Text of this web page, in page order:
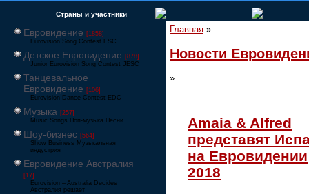
Страны и участники
Евровидение [1858]
Eurovision Song Contest ESC
Детское Евровидение [878]
Junior Eurovision Song Contest JESC
Танцевальное
Евровидение [106]
Eurovision Dance Contest EDC
Музыка [257]
Music Songs Поп-музыка Песни
Шоу-бизнес [564]
Show Business Музыкальная
индустрия
Евровидение Австралия
[17]
Eurovision – Australia Decides
Австралия решает
Главная »
Новости
»
Amaia & Alfred
представят
на Евровидении
2018